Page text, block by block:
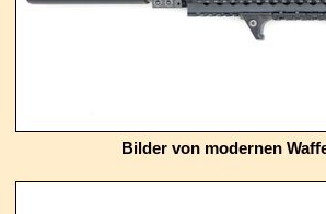
Bilder von modernen